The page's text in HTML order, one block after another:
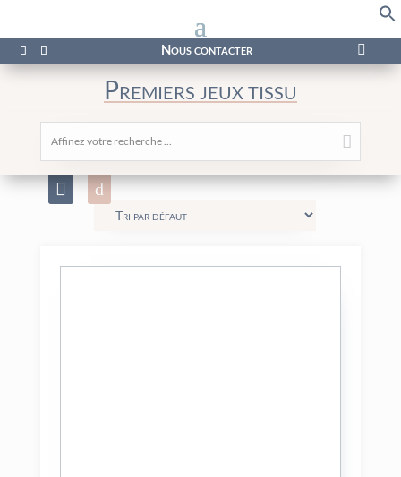
Nous contacter 
Premiers jeux tissu
Affinez votre recherche ...